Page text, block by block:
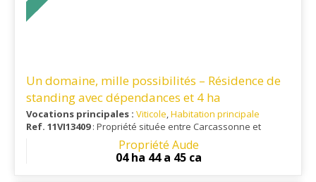
Un domaine, mille possibilités – Résidence de
standing avec dépendances et 4 ha
Vocations principales : Viticole,Habitation principale
Ref. 11VI13409: Propriété située entre Carcassonne et
Limoux, à 1 heure du littoral et à 25 minutes d'un aéroport
Propriété Aude
04 ha 44 a 45 ca